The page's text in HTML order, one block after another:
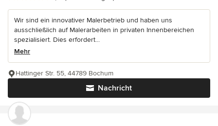
Wir sind ein innovativer Malerbetrieb und haben uns
ausschließlich auf Malerarbeiten in privaten Innenbereichen
spezialisiert. Dies erfordert...
Mehr
Nachricht
Hattinger Str. 55, 44789 Bochum